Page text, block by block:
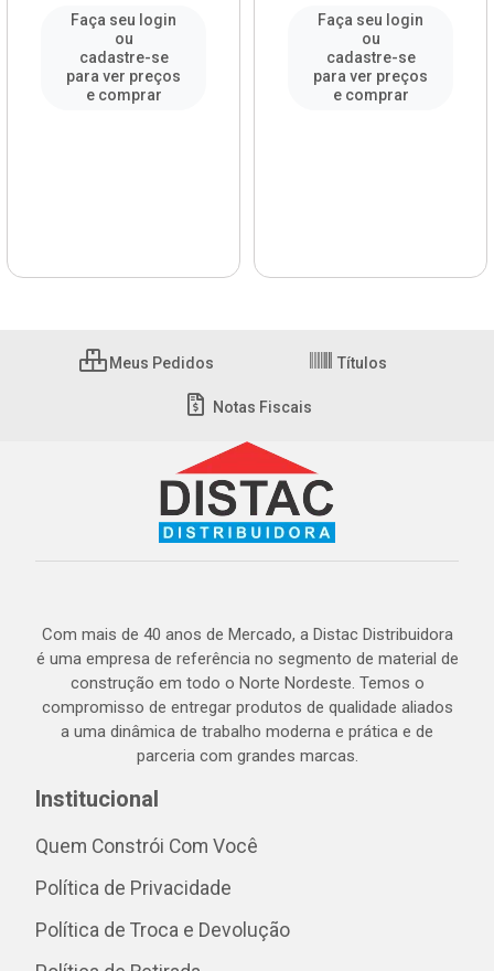
Faça seu login
ou
cadastre-se
para ver preços
e comprar
Faça seu login
ou
cadastre-se
para ver preços
e comprar
Meus Pedidos Títulos
Notas Fiscais
Com mais de 40 anos de Mercado, a Distac Distribuidora
é uma empresa de referência no segmento de material de
construção em todo o Norte Nordeste. Temos o
compromisso de entregar produtos de qualidade aliados
a uma dinâmica de trabalho moderna e prática e de
parceria com grandes marcas.
Institucional
Quem Constrói Com Você
Política de Privacidade
Política de Troca e Devolução